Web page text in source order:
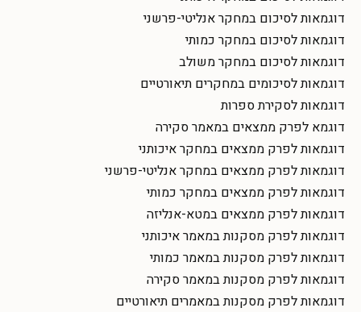
דוגמאות לסיכום במחקר אנליטי-פרשני
דוגמאות לסיכום במחקר כמותי
דוגמאות לסיכום במחקר משולב
דוגמאות לסיכומים במחקרים תיאורטיים
דוגמאות לסקירת ספרות
דוגמא לפרק ממצאים במאמר סקירה
דוגמאות לפרק ממצאים במחקר איכותני
דוגמאות לפרק ממצאים במחקר אנליטי-פרשני
דוגמאות לפרק ממצאים במחקר כמותי
דוגמאות לפרק ממצאים במטא-אנליזה
דוגמאות לפרק מסקנות במאמר איכותני
דוגמאות לפרק מסקנות במאמר כמותי
דוגמאות לפרק מסקנות במאמר סקירה
דוגמאות לפרק מסקנות במאמרים תיאורטיים